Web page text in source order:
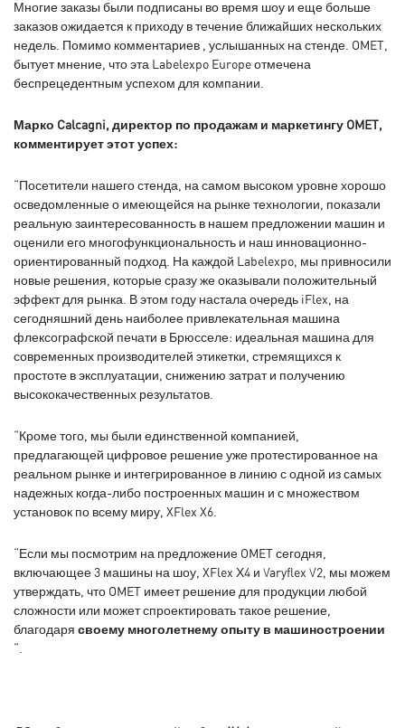
Многие заказы были подписаны во время шоу и еще больше
заказов ожидается к приходу в течение ближайших нескольких
недель. Помимо комментариев , услышанных на стенде. OMET,
бытует мнение, что эта Labelexpo Europe отмечена
беспрецедентным успехом для компании.
Марко Calcagni, директор по продажам и маркетингу OMET,
комментирует этот успех:
“Посетители нашего стенда, на самом высоком уровне хорошо
осведомленные о имеющейся на рынке технологии, показали
реальную заинтересованность в нашем предложении машин и
оценили его многофункциональность и наш инновационно-
ориентированный подход. На каждой Labelexpo, мы привносили
новые решения, которые сразу же оказывали положительный
эффект для рынка. В этом году настала очередь iFlex, на
сегодняшний день наиболее привлекательная машина
флексографской печати в Брюсселе: идеальная машина для
современных производителей этикетки, стремящихся к
простоте в эксплуатации, снижению затрат и получению
высококачественных результатов.
“Кроме того, мы были единственной компанией,
предлагающей цифровое решение уже протестированное на
реальном рынке и интегрированное в линию с одной из самых
надежных когда-либо построенных машин и с множеством
установок по всему миру, XFlex X6.
“Если мы посмотрим на предложение OMET сегодня,
включающее 3 машины на шоу, XFlex Х4 и Varyflex V2, мы можем
утверждать, что OMET имеет решение для продукции любой
сложности или может спроектировать такое решение,
благодаря своему многолетнему опыту в машиностроении
“.